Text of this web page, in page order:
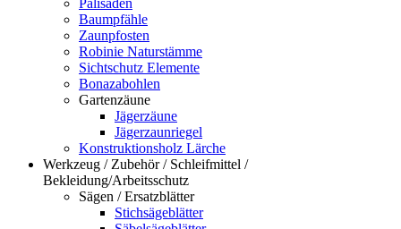
Palisaden
Baumpfähle
Zaunpfosten
Robinie Naturstämme
Sichtschutz Elemente
Bonazabohlen
Gartenzäune
Jägerzäune
Jägerzaunriegel
Konstruktionsholz Lärche
Werkzeug / Zubehör / Schleifmittel /
Bekleidung/Arbeitsschutz
Sägen / Ersatzblätter
Stichsägeblätter